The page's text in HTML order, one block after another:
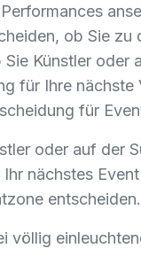
ob Sie zu
Sie Künstler oder
für Ihre nächste
für
oder auf der
nächstes
entscheiden.
völlig